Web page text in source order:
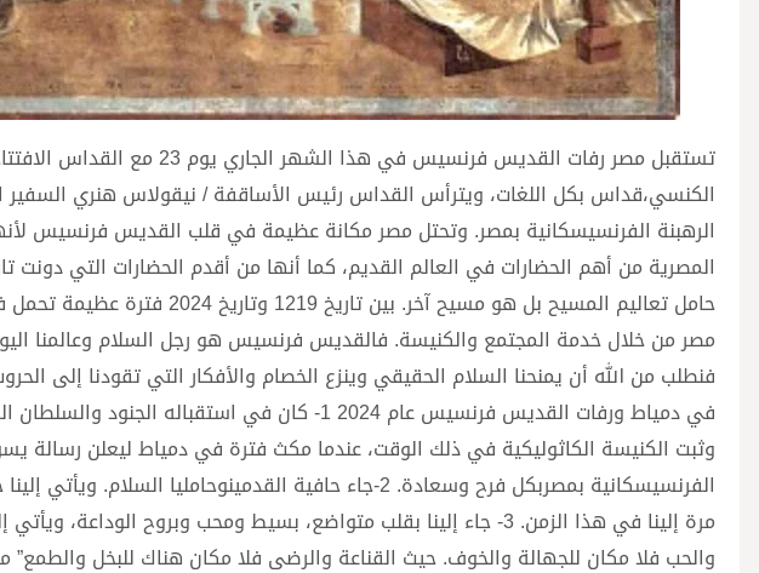
تستقبل مصر رفات القديس فرنسيس
الكنسي،قداس بكل اللغات، ويترأس القداس رئيس الأساقفة / نيقولاس هنري السفير
الرهبنة الفرنسيسكانية بمصر. وتحتل مصر مكانة عظيمة في قلب القديس فرنسيس
المصرية من أهم الحضارات في العالم القديم، كما أنها من أقدم الحضارات التي دونت
حامل تعاليم المسيح بل هو مسيح
مصر من خلال خدمة المجتمع والكنيسة. فالقديس فرنسيس هو رجل السلام وعالمنا
في دمياط ورفات القديس فرنسيس عام 2024 1- كان في
وثبت الكنيسة الكاثوليكية في ذلك الوقت، عندما مكث فترة في دمياط ليعلن رسالة
الفرنسيسكانية بمصربكل فرح وسعادة. 2-جاء حافية
مرة إلينا في هذا الزمن. 3- جاء إلينا بقلب متواضع، بسيط ومحب وبروح